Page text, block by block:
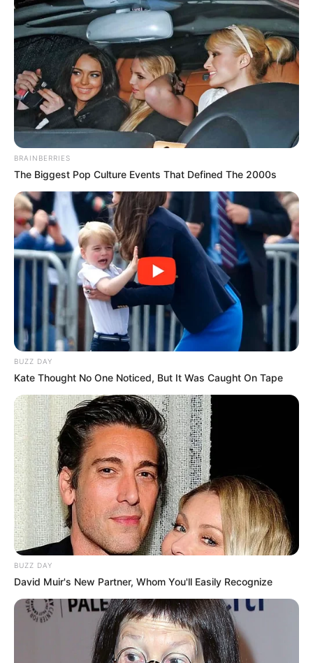
BRAINBERRIES
The Biggest Pop Culture Events That Defined The 2000s
BUZZ DAY
Kate Thought No One Noticed, But It Was Caught On Tape
BUZZ DAY
David Muir's New Partner, Whom You'll Easily Recognize